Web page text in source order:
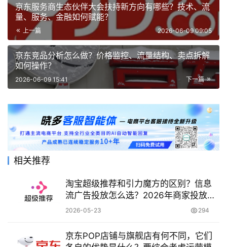
京东服务商生态伙伴大会扶持新方向有哪些？技术、流
量、服务、金融如何赋能？
上一篇 2026-06-09 09:05
京东竞品分析怎么做？价格监控、流量结构、卖点拆解
如何操作？
下一篇
2026-06-09 15:41
相关推荐
淘宝超级推荐和引力魔方的区别？信息
流广告投放怎么选？2026年商家投放决
策指南来了！
2026-05-23 294
京东POP店铺与旗舰店有何不同，它们